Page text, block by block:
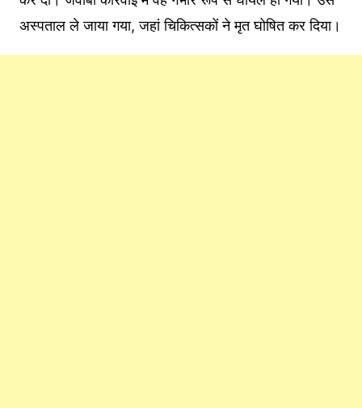
अस्पताल ले जाया गया, जहां चिकित्सकों ने मृत घोषित कर दिया।